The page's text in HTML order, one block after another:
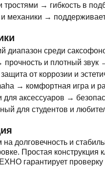
→ гибкость в
механики →
диапазон среди
прочность и плотный звук
от коррозии и
→ комфортная игра и
для аксессуаров →
для студентов и
долговечность и
Простая
гарантирует проверку